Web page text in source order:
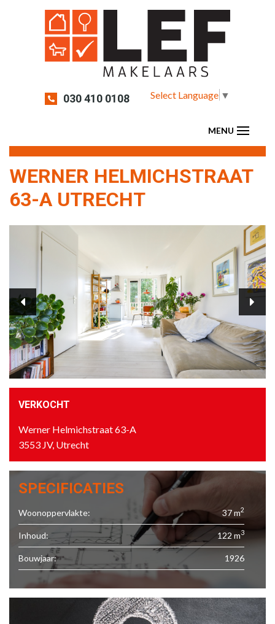
030 410 0108 Select Language ▼
WERNER HELMICHSTRAAT
63-A UTRECHT
VERKOCHT
Werner Helmichstraat 63-A
3553 JV, Utrecht
SPECIFICATIES
Woonoppervlakte: 37 m2
Inhoud: 122 m3
Bouwjaar: 1926